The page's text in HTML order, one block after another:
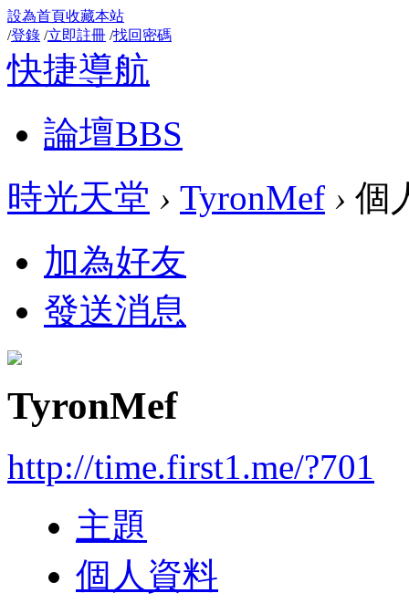
設為首頁收藏本站
/登錄 /立即註冊 /找回密碼
快捷導航
論壇BBS
時光天堂 › TyronMef › 個
加為好友
發送消息
TyronMef
http://time.first1.me/?701
主題
個人資料